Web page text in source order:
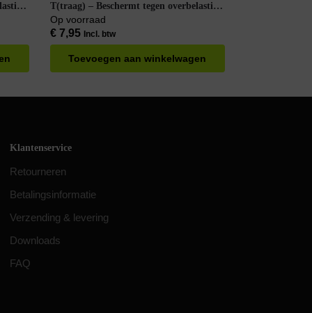
T(traag) – Beschermt tegen overbelasting
– 5 stuks
Op voorraad
€7,95 Incl. btw
Toevoegen aan winkelwagen
Klantenservice
Retourneren
Betalingsinformatie
Verzending & levering
Downloads
FAQ